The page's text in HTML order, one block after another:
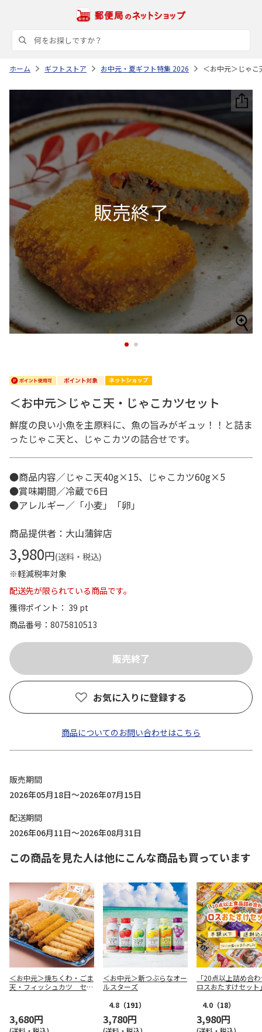
ホーム ギフトストア お中元・夏ギフト特集 2026 ＜お中元＞じゃ
1 2
＜お中元＞じゃこ天・じゃこカツセット
鮮度の良い小魚を主原料に、魚の旨みがギュッ！！と詰ま
ったじゃこ天と、じゃこカツの詰合せです。
●商品内容／じゃこ天40g×15、じゃこカツ60g×5
●賞味期間／冷蔵で6日
●アレルギー／「小麦」「卵」
商品提供者：大山蒲鉾店
3,980円(送料・税込)
※軽減税率対象
配送先が限られている商品です。
獲得ポイント： 39 pt
商品番号
8075810513
お気に入りに登録する
商品についてのお問い合わせはこちら
販売期間
2026年05月18日～2026年07月15日
配送期間
2026年06月11日～2026年08月31日
この商品を見た人は他にこんな商品も買っています
＜お中元＞焼ちくわ・ごま
天・フィッシュカツ セッ
3,680円
＜お中元＞新つぶらなオー
ルスターズ
4.8 （191）
3,780円
「20点以上詰め合
ロスおたすけセット
4.0 （18）
3,980円